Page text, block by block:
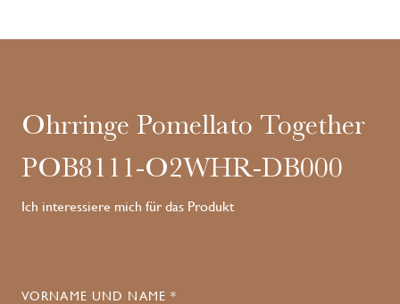
Ohrringe Pomellato Together
POB8111-O2WHR-DB000
Ich interessiere mich für das Produkt
VORNAME UND NAME *